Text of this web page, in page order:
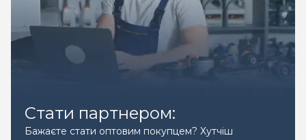
Стати партнером:
Бажаєте стати оптовим покупцем? Хутчіш